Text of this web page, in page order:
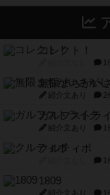
コレクト！
無限まちがい
紹介文あり 2
ガルフストラ
紹介文あり
クルティボ
1809
紹介文あり